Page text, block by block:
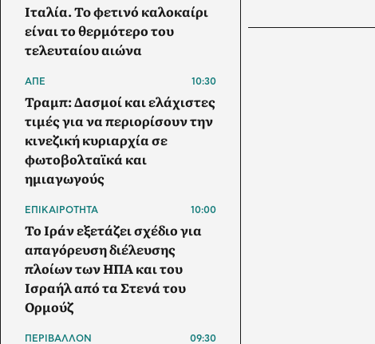
Ιταλία. To φετινό καλοκαίρι
είναι το θερμότερο του
τελευταίου αιώνα
ΑΠΕ 10:30
Τραμπ: Δασμοί και ελάχιστες
τιμές για να περιορίσουν την
κινεζική κυριαρχία σε
φωτοβολταϊκά και
ημιαγωγούς
ΕΠΙΚΑΙΡΟΤΗΤΑ 10:00
Το Ιράν εξετάζει σχέδιο για
απαγόρευση διέλευσης
πλοίων των ΗΠΑ και του
Ισραήλ από τα Στενά του
Ορμούζ
ΠΕΡΙΒΑΛΛΟΝ 09:30